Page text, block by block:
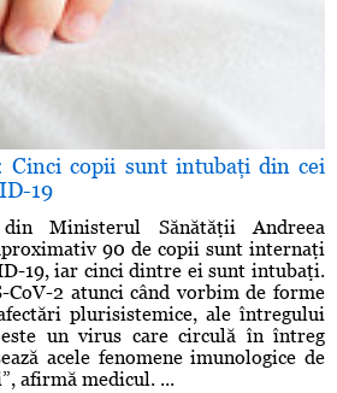
Cinci copii sunt intubaţi din cei
19
Ministerul Sănătăţii Andreea
90 de copii sunt internaţi
19, iar cinci dintre ei sunt intubaţi.
CoV-2 atunci când vorbim de forme
plurisistemice, ale întregului
un virus care circulă în întreg
acele fenomene imunologice de
afirmă medicul. ...